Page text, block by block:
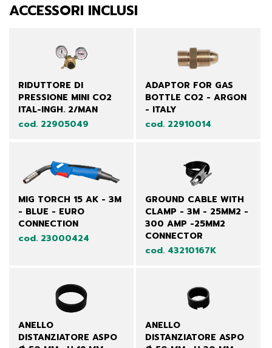
ACCESSORI INCLUSI
RIDUTTORE DI
PRESSIONE MINI CO2
ITAL-INGH. 2/MAN
cod. 22905049
ADAPTOR FOR GAS
BOTTLE CO2 - ARGON
- ITALY
cod. 22910014
MIG TORCH 15 AK - 3M
- BLUE - EURO
CONNECTION
cod. 23000424
GROUND CABLE WITH
CLAMP - 3M - 25MM2 -
300 AMP -25MM2
CONNECTOR
cod. 43210167K
ANELLO
DISTANZIATORE ASPO
ANELLO
DISTANZIATORE ASPO